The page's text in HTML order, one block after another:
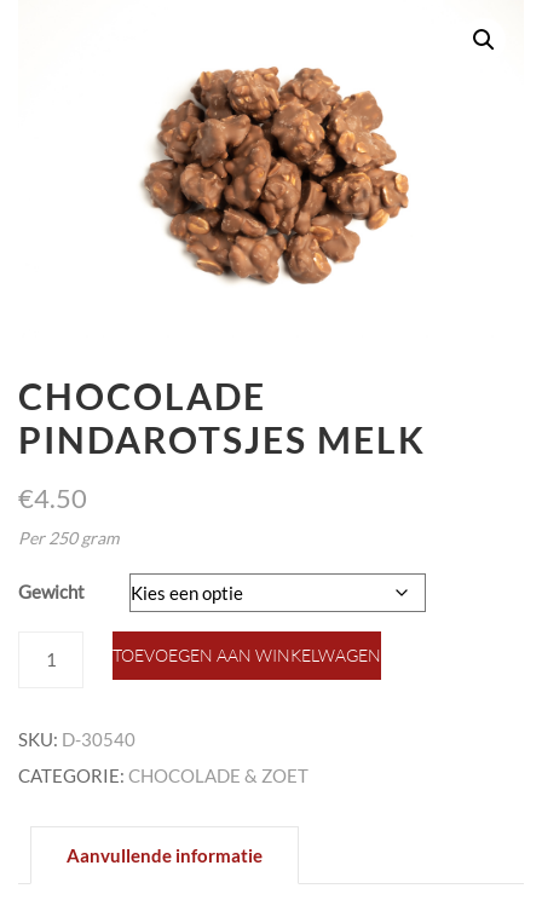
CHOCOLADE
PINDAROTSJES MELK
€4.50
Per 250 gram
Gewicht
pindarotsjes
TOEVOEGEN AAN WINKELWAGEN
SKU: D-30540
CATEGORIE: CHOCOLADE & ZOET
Aanvullende informatie